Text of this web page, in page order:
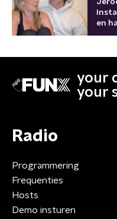
en
your
your
Radio
Programmering
Frequenties
Hosts
Demo insturen